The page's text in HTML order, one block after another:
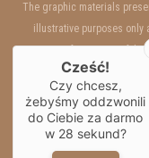
The graphic materials
illustrative purposes only
meaning of Art. 66 §1 of
interior and exterior
units may
Copyrights ©
Cześć!
Czy chcesz,
żebyśmy oddzwonili
do Ciebie za darmo
w 28 sekund?